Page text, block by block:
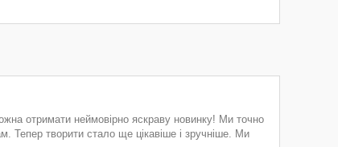
отримати неймовірно яскраву новинку! Ми точно
Тепер творити стало ще цікавіше і зручніше. Ми